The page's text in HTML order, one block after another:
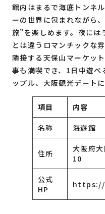
館内はまるで海底トンネ
ーの世界に包まれながら
旅”を楽しめます。夜に
とは違うロマンチックな雰
隣接する天保山マーケッ
事も満喫でき、1日中遊べ
ップル、大阪観光デート
項目 内容
名称 海遊館
住所
大阪府
10
公式
HP
https://